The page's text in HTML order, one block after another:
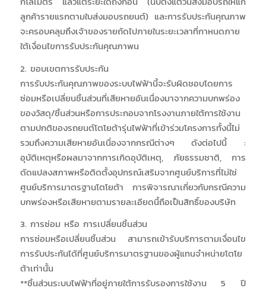
ลูกค้ารายแรกตามใบส่งมอบรถยนต์) และการรับประกันคุณภาพ
จะครอบคลุมถึงเจ้าของรายถัดไปภายในระยะเวลาที่กาหนดภาย
ใต้เงื่อนไขการรับประกันคุณภาพน
2. ขอบเขตการรับประกัน
การรับประกันคุณภาพของระบบไฟฟ้านี้จะรับผิดชอบโดยการ
ซ่อมหรือเปลี่ยนชิ้นส่วนที่เสียหายอันเนื่องมาจากความบกพร่อง
ของวัสดุ/ชิ้นส่วนหรือการประกอบจากโรงงานภายใต้การใช้งาน
ตามปกติของรถยนต์โตโยต้ารุ่นไฟฟ้าที่เข้าร่วมโครงการทั้งนี้ไม่
รวมถึงความเสียหายอันเนื่องจากกรณีต่างๆ ดังต่อไปนี้ :
อุบัติเหตุหรือผลมาจากการเกิดอุบัติเหตุ, ภัยธรรมชาติ, การ
ดัดแปลงสภาพหรือติดตั้งอุปกรณ์เสริมจากศูนย์บริการที่ไม่ใช่
ศูนย์บริการมาตรฐานโตโยต้า การพิจารณาเกี่ยวกับกรณีความ
บกพร่องหรือเสียหายตามรายละเอียดนี้ถือเป็นสิทธิ์ของบริษัท
3. การซ่อม หรือ การเปลี่ยนชิ้นส่วน
การซ่อมหรือเปลี่ยนชิ้นส่วน สามารถเข้ารับบริการตามเงื่อนไข
การรับประกันได้ที่ศูนย์บริการมาตรฐานของผู้แทนจำหน่ายโตโย
ต้าเท่านั้น
**ชิ้นส่วนระบบไฟฟ้าที่อยู่ภายใต้การรับรองการใช้งาน 5 ปี